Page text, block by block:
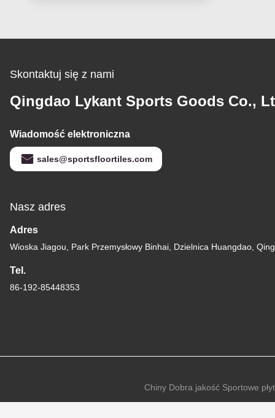
Skontaktuj się z nami
Qingdao Lykant Sports Goods Co.,
Wiadomość elektroniczna
sales@sportsfloortiles.com
Nasz adres
Adres
Wioska Jiagou, Park Przemysłowy Binhai, Dzielnica Huangdao,
Tel.
86-192-85448353
Chiny Dobra jakość Sportowe